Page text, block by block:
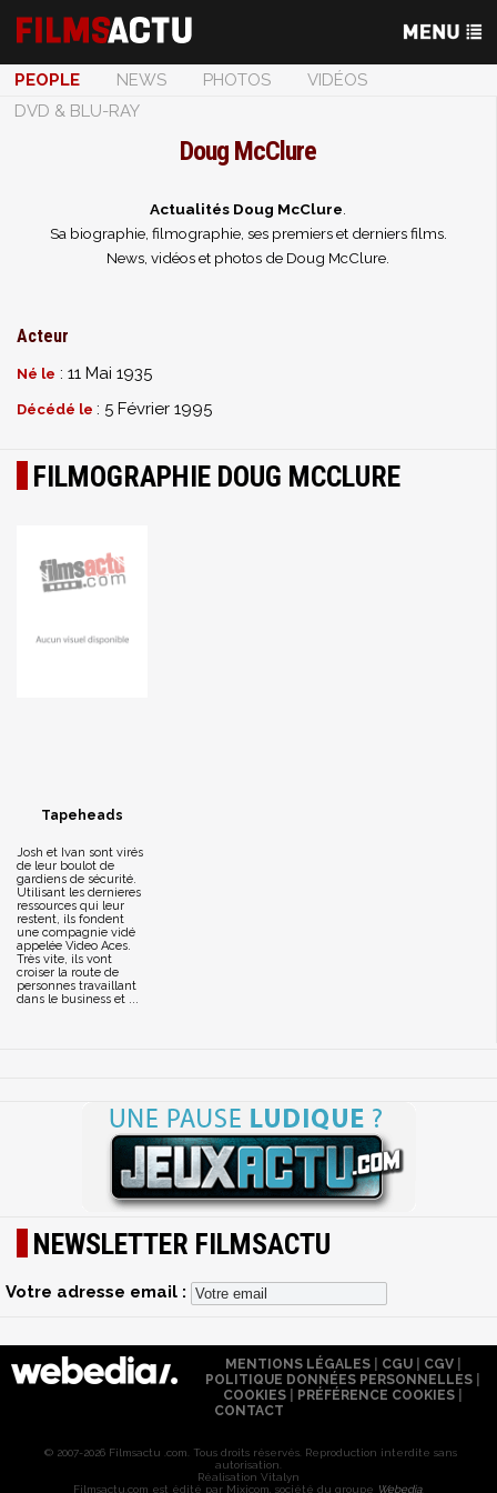
PEOPLE NEWS PHOTOS
VIDÉOS
DVD & BLU-RAY
Doug McClure
Actualités Doug McClure
Sa biographie, filmographie, ses premiers et derniers films.
News, vidéos et photos de Doug McClure.
Acteur
Né le : 11 Mai 1935
Décédé le : 5 Février 1995
FILMOGRAPHIE DOUG MCCLURE
Tapeheads
Josh et Ivan sont virés
de leur boulot de
gardiens de sécurité.
Utilisant les dernieres
ressources qui leur
restent, ils fondent
une compagnie vidé
appelée Video Aces.
Très vite, ils vont
croiser la route de
personnes travaillant
dans le business et ...
NEWSLETTER FILMSACTU
Votre adresse email :
MENTIONS LÉGALES| CGU| CGV|
POLITIQUE DONNÉES PERSONNELLES
COOKIES
PRÉFÉRENCE COOKIES
CONTACT
© 2007-2026 Filmsactu .com. Tous droits réservés. Reproduction interdite sans
autorisation.
Réalisation Vitalyn
Filmsactu .com est édité par Mixicom, société du groupe Webedia.